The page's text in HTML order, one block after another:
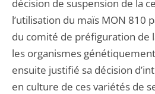
décision de suspension de la
l’utilisation du maïs MON 810
du comité de préfiguration de
les organismes
ensuite justifié sa décision
en culture de ces variétés de